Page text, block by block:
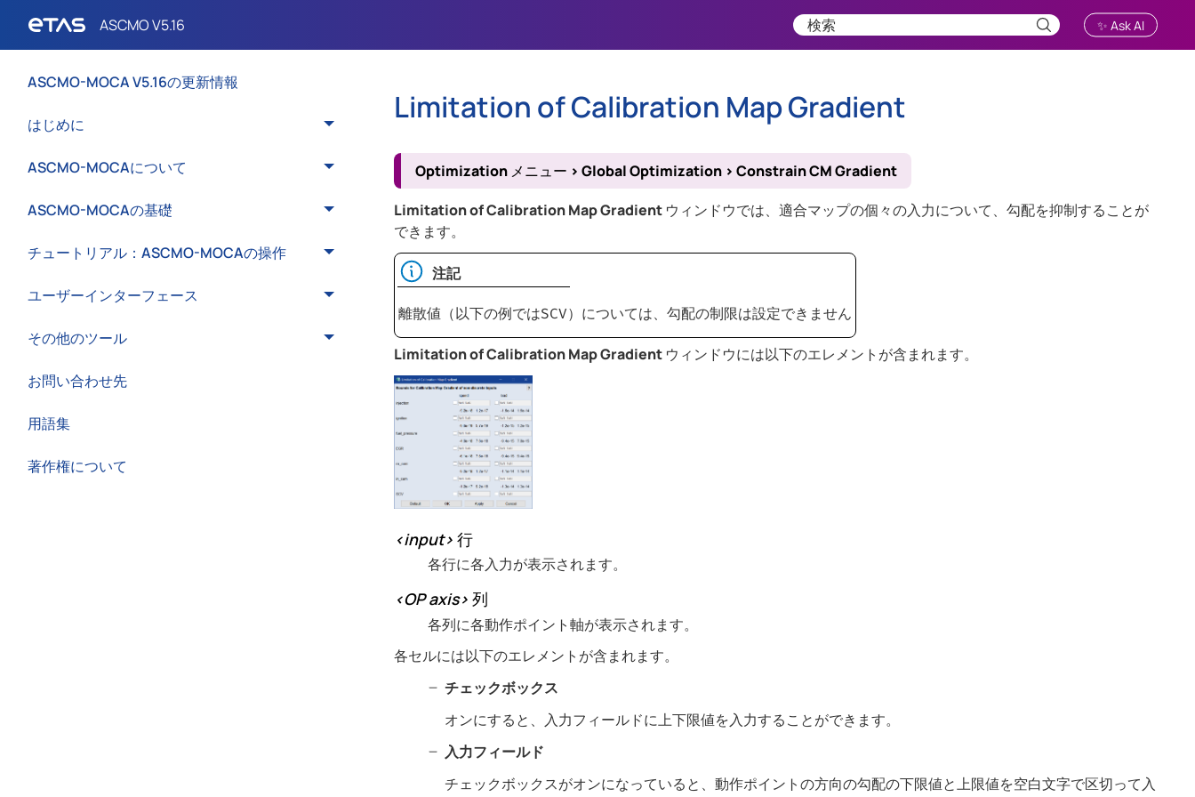
✨ Ask AI
ASCMO-MOCA V5.16の更新情報
はじめに
ASCMO-MOCAについて
ASCMO-MOCAの基礎
チュートリアル：ASCMO-MOCAの操作
ユーザーインターフェース
その他のツール
お問い合わせ先
用語集
著作権について
Limitation of Calibration Map Gradient
Optimization メニュー > Global Optimization > Constrain CM Gradient
Limitation of Calibration Map Gradient ウィンドウでは、適合マップの個々の入力について、勾配を抑制することが
できます。
注記
離散値（以下の例ではSCV）については、勾配の制限は設定できません
Limitation of Calibration Map Gradient ウィンドウには以下のエレメントが含まれます。
<input> 行
各行に各入力が表示されます。
<OP axis> 列
各列に各動作ポイント軸が表示されます。
各セルには以下のエレメントが含まれます。
チェックボックス
オンにすると、入力フィールドに上下限値を入力することができます。
入力フィールド
チェックボックスがオンになっていると、動作ポイントの方向の勾配の下限値と上限値を空白文字で区切って入